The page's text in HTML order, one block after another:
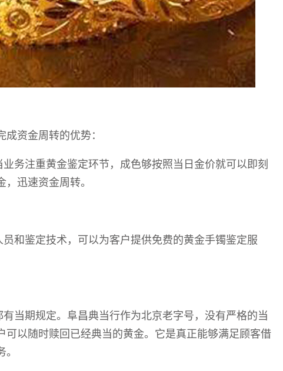
资金周转的优势：
务注重黄金鉴定环节，成色够按照当日金价就可以即刻
，迅速资金周转。
和鉴定技术，可以为客户提供免费的黄金手镯鉴定服
有当期规定。阜昌典当行作为北京老字号，没有严格的当
以随时赎回已经典当的黄金。 它是真正能够满足顾客借